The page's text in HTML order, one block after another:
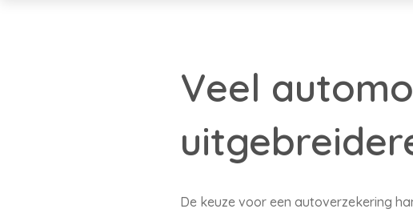
Veel
De keuze voor een autoverzekering